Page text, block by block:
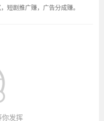
短剧推广赚，广告分成赚。
你发挥